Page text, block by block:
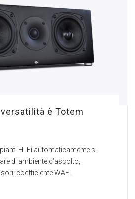
è Totem
Hi-Fi automaticamente si
di ambiente d’ascolto,
coefficiente WAF…